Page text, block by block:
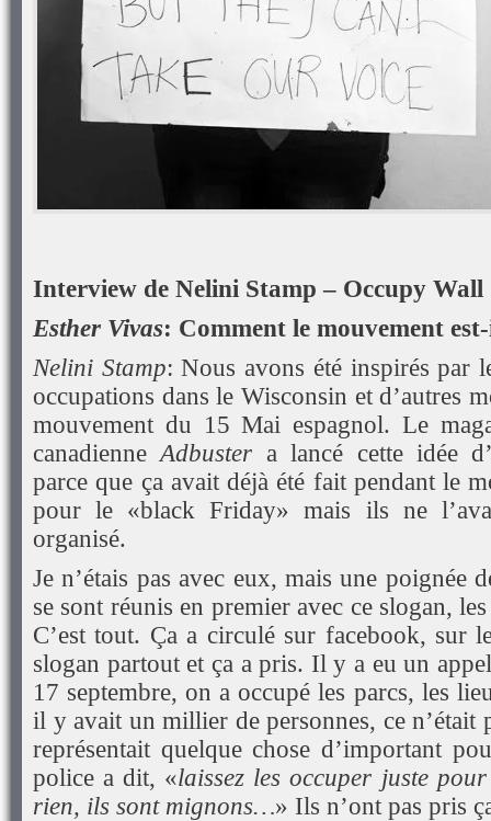
Interview de Nelini Stamp – Occupy Wall
Esther Vivas: Comment le mouvement
Nelini Stamp: Nous avons été inspirés par
occupations dans le Wisconsin et d’autres
mouvement du 15 Mai espagnol. Le
canadienneAdbuster a lancé cette idée
parce que ça avait déjà été fait pendant le
pour le «black Friday» mais ils ne
organisé.
Je n’étais pas avec eux, mais une poignée
se sont réunis en premier avec ce slogan,
C’est tout. Ça a circulé sur facebook, sur
slogan partout et ça a pris. Il y a eu un
17 septembre, on a occupé les parcs, les
il y avait un millier de personnes, ce n’était
représentait quelque chose d’important
police a dit, «laissez les occuper juste
rien, ils sont mignons…» Ils n’ont pas pris